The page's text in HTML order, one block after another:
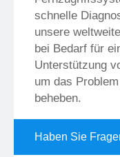
schnelle
unsere
bei Bedarf für
Unterstützung
um das
beheben.
Haben Sie